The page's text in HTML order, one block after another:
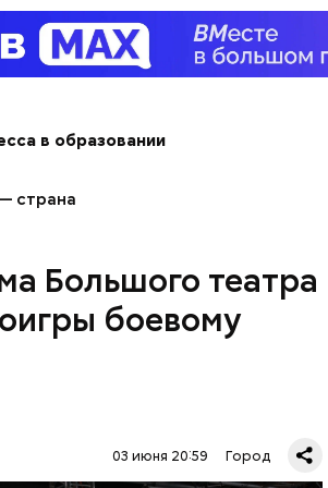
в образовании
страна
Большого театра
боевому
03 июня 20:59 Город